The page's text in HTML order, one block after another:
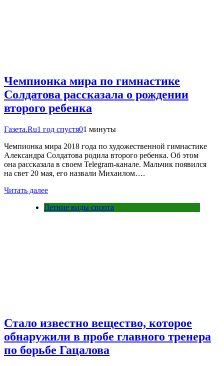
Чемпионка мира по гимнастике
Солдатова рассказала о рождении
второго ребенка
Газета.Ru1 год спустя01 минуты
Чемпионка мира 2018 года по художественной гимнастике
Александра Солдатова родила второго ребенка. Об этом
она рассказала в своем Telegram-канале. Мальчик появился
на свет 20 мая, его назвали Михаилом….
Читать далее
Летние виды спорта
Стало известно вещество, которое
обнаружили в пробе главного тренера
по борьбе Гацалова